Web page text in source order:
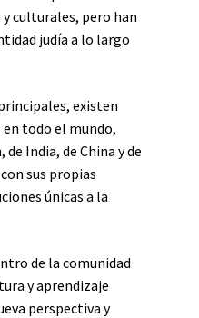
culturales, pero han
judía a lo largo
existen
todo el mundo,
India, de China y de
sus propias
únicas a la
de la comunidad
y aprendizaje
perspectiva y